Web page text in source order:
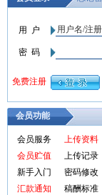
会员功能
会员服务 上传资料
会员贮值
上传记录
新手入门
密码修改
汇款通知
稿酬标准